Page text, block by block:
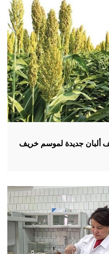
ألبان جديدة لموسم خريف